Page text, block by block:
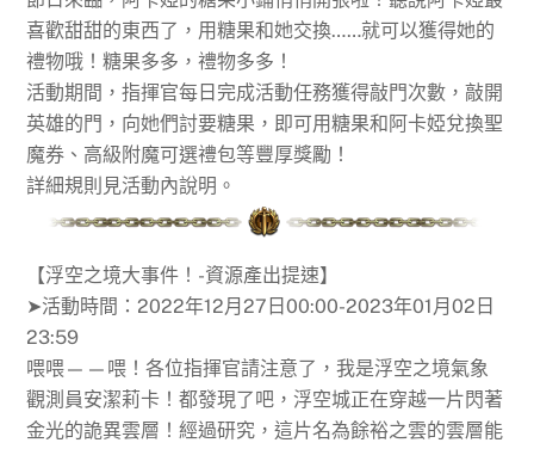
喜歡甜甜的東西了，用糖果和她交換……就可以獲得她的
禮物哦！糖果多多，禮物多多！
活動期間，指揮官每日完成活動任務獲得敲門次數，敲開
英雄的門，向她們討要糖果，即可用糖果和阿卡婭兌換聖
魔券、高級附魔可選禮包等豐厚獎勵！
詳細規則見活動內說明。
【浮空之境大事件！-資源產出提速】
➤活動時間：2022年12月27日00:00-2023年01月02日
23:59
喂喂——喂！各位指揮官請注意了，我是浮空之境氣象
觀測員安潔莉卡！都發現了吧，浮空城正在穿越一片閃著
金光的詭異雲層！經過研究，這片名為餘裕之雲的雲層能